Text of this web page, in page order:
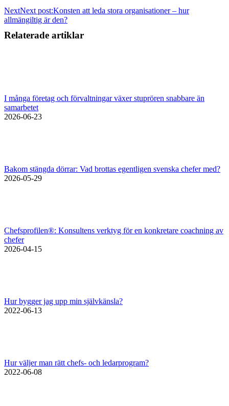
NextNext post:Konsten att leda stora organisationer – hur
allmängiltig är den?
Relaterade artiklar
I många företag och förvaltningar växer stuprören snabbare än
samarbetet
2026-06-23
Bakom stängda dörrar: Vad brottas egentligen svenska chefer med?
2026-05-29
Chefsprofilen®: Konsultens verktyg för en konkretare coachning av
chefer
2026-04-15
Hur bygger jag upp min självkänsla?
2022-06-13
Hur väljer man rätt chefs- och ledarprogram?
2022-06-08